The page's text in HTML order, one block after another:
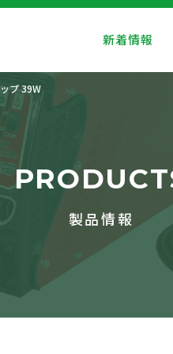
新着情報
プ 39W
製品情報